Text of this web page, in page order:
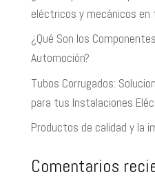
eléctricos y mecánicos en
¿Qué Son los
Automoción?
Tubos Corrugados:
para tus Instalaciones
Productos de calidad y la
Comentarios